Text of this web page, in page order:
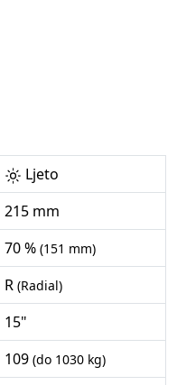
Ljeto
215 mm
70 % (151 mm)
R (Radial)
15"
109 (do 1030 kg)